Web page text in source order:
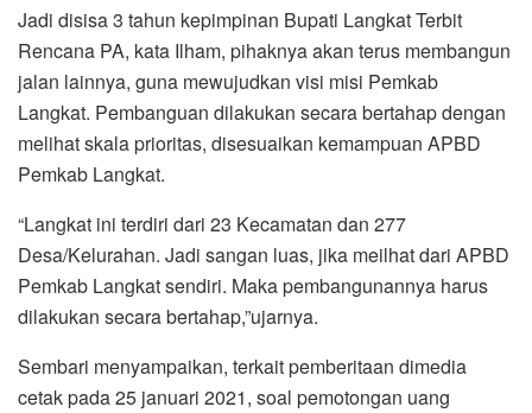
Jadi disisa 3 tahun kepimpinan Bupati Langkat Terbit
Rencana PA, kata Ilham, pihaknya akan terus membangun
jalan lainnya, guna mewujudkan visi misi Pemkab
Langkat. Pembanguan dilakukan secara bertahap dengan
melihat skala prioritas, disesuaikan kemampuan APBD
Pemkab Langkat.
“Langkat ini terdiri dari 23 Kecamatan dan 277
Desa/Kelurahan. Jadi sangan luas, jika meilhat dari APBD
Pemkab Langkat sendiri. Maka pembangunannya harus
dilakukan secara bertahap,”ujarnya.
Sembari menyampaikan, terkait pemberitaan dimedia
cetak pada 25 januari 2021, soal pemotongan uang